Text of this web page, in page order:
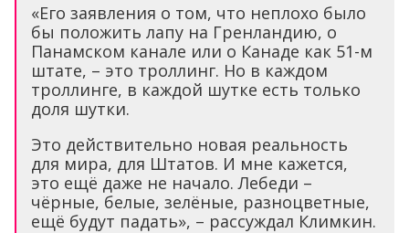
«Его заявления о том, что неплохо было
бы положить лапу на Гренландию, о
Панамском канале или о Канаде как 51-м
штате, – это троллинг. Но в каждом
троллинге, в каждой шутке есть только
доля шутки.
Это действительно новая реальность
для мира, для Штатов. И мне кажется,
это ещё даже не начало. Лебеди –
чёрные, белые, зелёные, разноцветные,
ещё будут падать», – рассуждал Климкин.